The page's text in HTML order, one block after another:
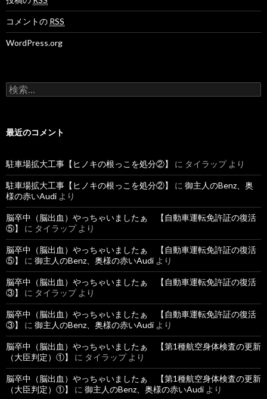
コメントの RSS
WordPress.org
検
索
最近のコメント
駐車場拡大工事【ヒノキの根っこを処分②】 に タイラップより
駐車場拡大工事【ヒノキの根っこを処分②】 に 御主人のBenz、奥
様の赤いAudi より
脳卒中（脳出血）やっちゃいましたぁ 【自動車運転免許証の復活
⑤】
に タイラップより
脳卒中（脳出血）やっちゃいましたぁ 【自動車運転免許証の復活
⑤】
に 御主人のBenz、奥様の赤いAudi より
脳卒中（脳出血）やっちゃいましたぁ 【自動車運転免許証の復活
③】
に タイラップより
脳卒中（脳出血）やっちゃいましたぁ 【自動車運転免許証の復活
③】
に 御主人のBenz、奥様の赤いAudi より
脳卒中（脳出血）やっちゃいましたぁ 【第1種航空身体検査の更新
（大臣判定）①】
に タイラップより
脳卒中（脳出血）やっちゃいましたぁ 【第1種航空身体検査の更新
（大臣判定）①】
に 御主人のBenz、奥様の赤いAudi より